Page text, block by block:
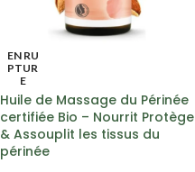
EN RU
PTUR
E
Huile de Massage du Périnée
certifiée Bio – Nourrit Protège
& Assouplit les tissus du
périnée